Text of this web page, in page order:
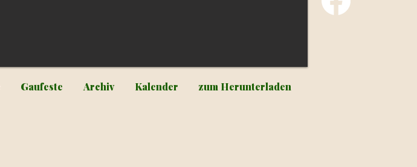
Gaufeste Archiv Kalender zum Herunterladen